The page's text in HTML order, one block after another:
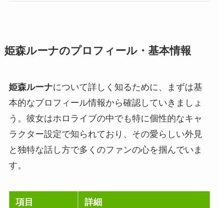
姫森ルーナのプロフィール・基本情報
姫森ルーナについて詳しく知るために、まずは基
本的なプロフィール情報から確認していきましょ
う。彼女はホロライブの中でも特に個性的なキャ
ラクター設定で知られており、その愛らしい外見
と独特な話し方で多くのファンの心を掴んでいま
す。
項目 詳細